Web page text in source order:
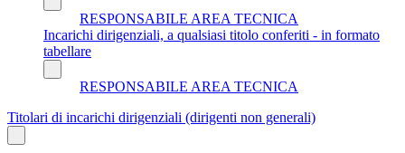
RESPONSABILE AREA TECNICA
Incarichi dirigenziali, a qualsiasi titolo conferiti - in formato
tabellare
RESPONSABILE AREA TECNICA
Titolari di incarichi dirigenziali (dirigenti non generali)